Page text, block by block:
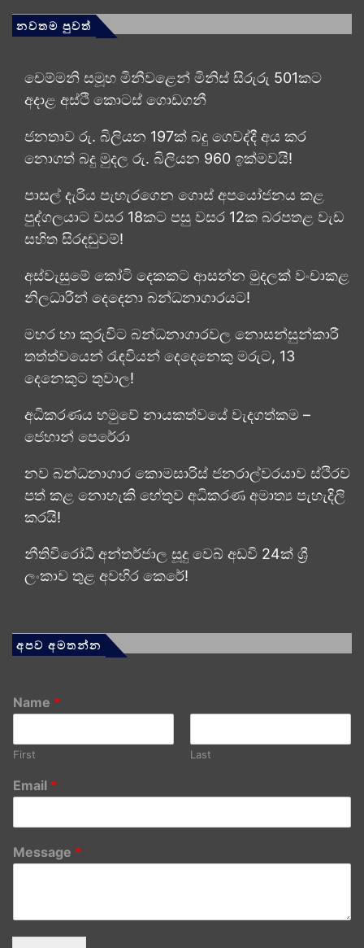
නවතම පුවත්
චෙම්මනි සමූහ මිනීවළෙන් මිනිස් සිරුරු 501කට
අදාළ අස්ථි කොටස් ගොඩගනී
ජනතාව රු. බිලියන 197ක් බදු ගෙවද්දී අය කර
නොගත් බදු මුදල රු. බිලියන 960 ඉක්මවයි!
පාසල් දැරිය පැහැරගෙන ගොස් අපයෝජනය කළ
පුද්ගලයාට වසර 18කට පසු වසර 12ක බරපතළ වැඩ
සහිත සිරදඬුවම්!
අස්වැසුමේ කෝටි දෙකකට ආසන්න මුදලක් වංචාකළ
නිලධාරීන් දෙදෙනා බන්ධනාගාරයට!
මහර හා කුරුවිට බන්ධනාගාරවල නොසන්සුන්කාරී
තත්ත්වයෙන් රැඳවියන් දෙදෙනෙකු මරුට, 13
දෙනෙකුට තුවාල!
අධිකරණය හමුවේ නායකත්වයේ වැදගත්කම –
ජෙහාන් පෙරේරා
නව බන්ධනාගාර කොමසාරිස් ජනරාල්වරයාව ස්ථිරව
පත් කළ නොහැකි හේතුව අධිකරණ අමාත්‍ය පැහැදිලි
කරයි!
නීතිවිරෝධී අන්තර්ජාල සූදු වෙබ් අඩවි 24ක් ශ්‍රී
ලංකාව තුළ අවහිර කෙරේ!
අපව අමතන්න
Name *
First Last
Email *
Message *